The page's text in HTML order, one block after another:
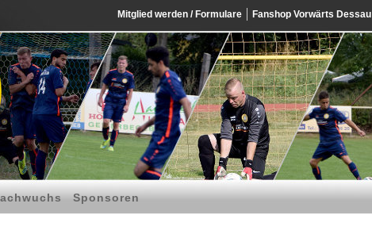
Mitglied werden / Formulare Fanshop Vorwärts Dessau
Sponsoren